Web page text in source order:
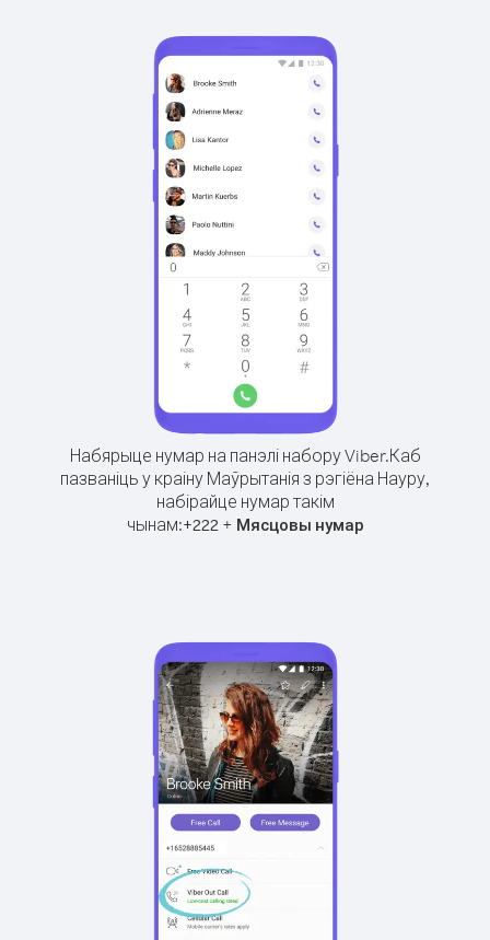
Набярыце нумар на панэлі набору Viber.Каб
пазваніць у краіну Маўрытанія з рэгіёна Науру,
набірайце нумар такім
чынам:+222+ Мясцовы нумар